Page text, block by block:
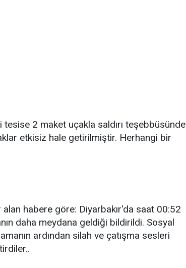
tesise 2 maket uçakla saldırı teşebbüsünde
etkisiz hale getirilmiştir. Herhangi bir
habere göre: Diyarbakır'da saat 00:52
daha meydana geldiği bildirildi. Sosyal
ardından silah ve çatışma sesleri